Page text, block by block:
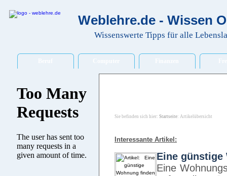
Weblehre.de - Wissen
Wissenswerte Tipps für alle
Sie befinden sich hier: Startseite: Artikelübersicht
Interessante Artikel:
Eine günstige
Eine